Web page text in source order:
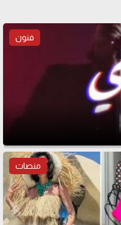
فنون
منصات